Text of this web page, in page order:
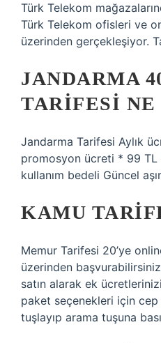
Türk Telekom
Türk Telekom ofisleri ve
üzerinden gerçekleşiyor.
JANDARMA
TARIFESI NE
Jandarma Tarifesi Aylık
promosyon ücreti * 99
kullanım bedeli Güncel
KAMU
Memur Tarifesi 20’ye
üzerinden
satın alarak ek
paket seçenekleri için
tuşlayıp arama tuşuna